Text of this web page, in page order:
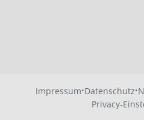
Impressum·Datenschutz·
Privacy-